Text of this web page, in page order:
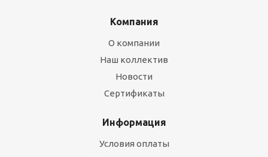
Компания
О компании
Наш коллектив
Новости
Сертификаты
Информация
Условия оплаты